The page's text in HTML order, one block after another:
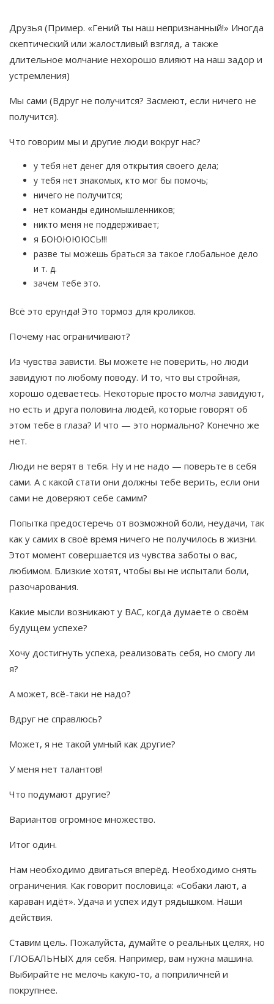
Друзья (Пример. «Гений ты наш непризнанный!» Иногда
скептический или жалостливый взгляд, а также
длительное молчание нехорошо влияют на наш задор и
устремления)
Мы сами (Вдруг не получится? Засмеют, если ничего не
получится).
Что говорим мы и другие люди вокруг нас?
у тебя нет денег для открытия своего дела;
у тебя нет знакомых, кто мог бы помочь;
ничего не получится;
нет команды единомышленников;
никто меня не поддерживает;
я БОЮЮЮЮСЬ!!!
разве ты можешь браться за такое глобальное дело
и т. д.
зачем тебе это.
Всё это ерунда! Это тормоз для кроликов.
Почему нас ограничивают?
Из чувства зависти. Вы можете не поверить, но люди
завидуют по любому поводу. И то, что вы стройная,
хорошо одеваетесь. Некоторые просто молча завидуют,
но есть и друга половина людей, которые говорят об
этом тебе в глаза? И что — это нормально? Конечно же
нет.
Люди не верят в тебя. Ну и не надо — поверьте в себя
сами. А с какой стати они должны тебе верить, если они
сами не доверяют себе самим?
Попытка предостеречь от возможной боли, неудачи, так
как у самих в своё время ничего не получилось в жизни.
Этот момент совершается из чувства заботы о вас,
любимом. Близкие хотят, чтобы вы не испытали боли,
разочарования.
Какие мысли возникают у ВАС, когда думаете о своём
будущем успехе?
Хочу достигнуть успеха, реализовать себя, но смогу ли
я?
А может, всё-таки не надо?
Вдруг не справлюсь?
Может, я не такой умный как другие?
У меня нет талантов!
Что подумают другие?
Вариантов огромное множество.
Итог один.
Нам необходимо двигаться вперёд. Необходимо снять
ограничения. Как говорит пословица: «Собаки лают, а
караван идёт». Удача и успех идут рядышком. Наши
действия.
Ставим цель. Пожалуйста, думайте о реальных целях, но
ГЛОБАЛЬНЫХ для себя. Например, вам нужна машина.
Выбирайте не мелочь какую-то, а поприличней и
покрупнее.